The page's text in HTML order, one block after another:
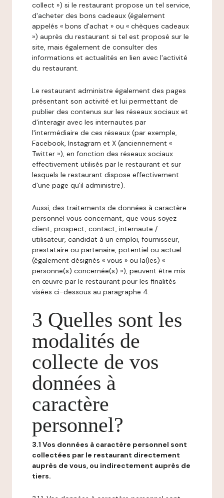
collect ») si le restaurant propose un tel service,
d'acheter des bons cadeaux (également
appelés « bons d'achat » ou « chèques cadeaux
») auprès du restaurant si tel est proposé sur le
site, mais également de consulter des
informations et actualités en lien avec l'activité
du restaurant.
Le restaurant administre également des pages
présentant son activité et lui permettant de
publier des contenus sur les réseaux sociaux et
d'interagir avec les internautes par
l'intermédiaire de ces réseaux (par exemple,
Facebook, Instagram et X (anciennement «
Twitter »), en fonction des réseaux sociaux
effectivement utilisés par le restaurant et sur
lesquels le restaurant dispose effectivement
d'une page qu'il administre).
Aussi, des traitements de données à caractère
personnel vous concernant, que vous soyez
client, prospect, contact, internaute /
utilisateur, candidat à un emploi, fournisseur,
prestataire ou partenaire, potentiel ou actuel
(également désignés « vous » ou la(les) «
personne(s) concernée(s) »), peuvent être mis
en œuvre par le restaurant pour les finalités
visées ci-dessous au paragraphe 4.
3 Quelles sont les
modalités de
collecte de vos
données à
caractère
personnel?
3.1 Vos données à caractère personnel sont
collectées par le restaurant directement
auprès de vous, ou indirectement auprès de
tiers.